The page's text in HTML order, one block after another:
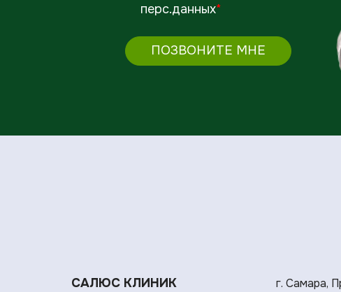
перс.данных*
ПОЗВОНИТЕ МНЕ
САЛЮС КЛИНИК г. Самара,